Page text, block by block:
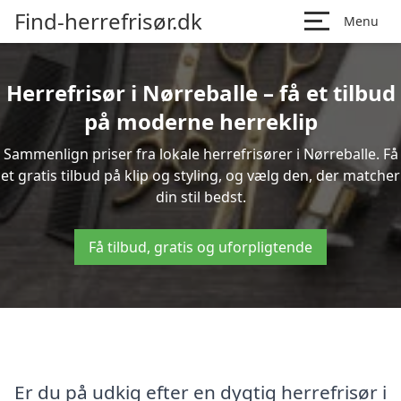
Find-herrefrisør.dk Menu
Herrefrisør i Nørreballe – få et tilbud
på moderne herreklip
Sammenlign priser fra lokale herrefrisører i Nørreballe. Få
et gratis tilbud på klip og styling, og vælg den, der matcher
din stil bedst.
Få tilbud, gratis og uforpligtende
Er du på udkig efter en dygtig herrefrisør i